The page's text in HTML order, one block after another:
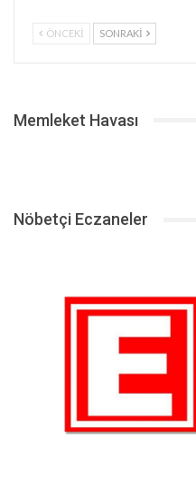
ÖNCEKI SONRAKI
Memleket Havası
Nöbetçi Eczaneler